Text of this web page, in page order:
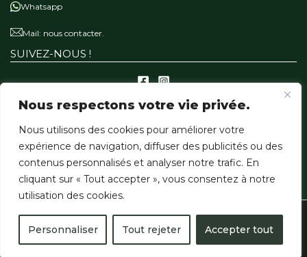
Nous respectons votre vie privée.
Nous utilisons des cookies pour améliorer votre
expérience de navigation, diffuser des publicités ou des
contenus personnalisés et analyser notre trafic. En
cliquant sur « Tout accepter », vous consentez à notre
utilisation des cookies.
Personnaliser Tout rejeter Accepter tout
Whatsapp
Mail: nous contacter.
SUIVEZ-NOUS !
A PROPOS
Notre mission
Nos matériaux
confidentialité